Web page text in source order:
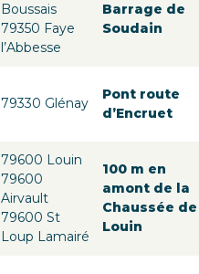
Boussais
79350 Faye
l’Abbesse
Barrage de
Soudain
79330 Glénay
Pont route
d’Encruet
79600 Louin
79600
Airvault
79600 St
Loup Lamairé
100 m en
amont de la
Chaussée de
Louin